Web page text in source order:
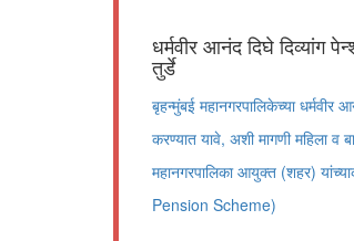
धर्मवीर आनंद दिघे दिव्यांग
तुर्डे
बृहन्मुंबई महानगरपालिकेच्या
करण्यात यावे, अशी मागणी महिला व
महानगरपालिका आयुक्त (शहर)
Pension Scheme)